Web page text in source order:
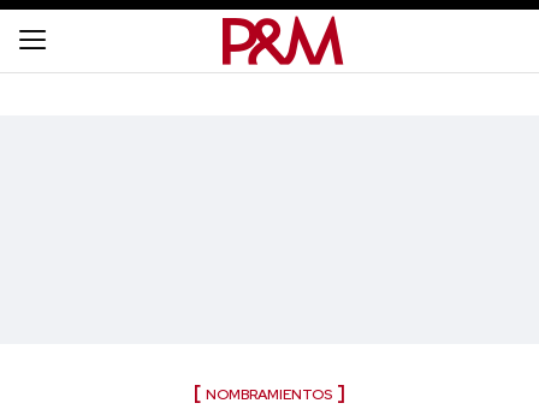
NOMBRAMIENTOS